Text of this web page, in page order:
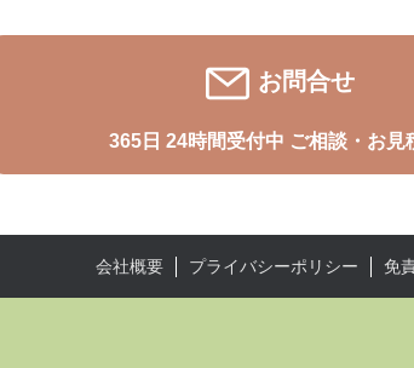
お問合せ
365日 24時間受付中 ご相談・お見
会社概要 プライバシーポリシー 免